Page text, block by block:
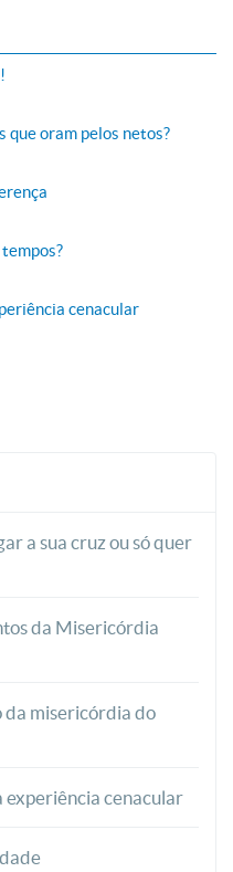
que oram pelos netos?
cenacular
a sua cruz ou só quer
da Misericórdia
da misericórdia do
experiência cenacular